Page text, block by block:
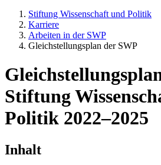
Stiftung Wissenschaft und Politik
Karriere
Arbeiten in der SWP
Gleichstellungsplan der SWP
Stiftung
Politik 2022–2025
Inhalt